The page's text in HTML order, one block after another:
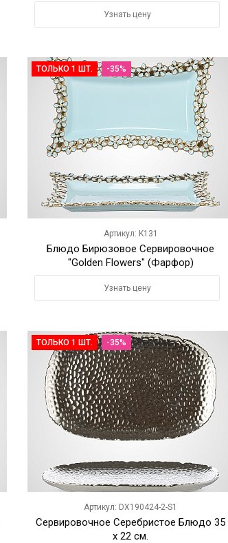
Узнать цену
ТОЛЬКО 1 ШТ. -35%
Артикул: K131
Блюдо Бирюзовое Сервировочное
"Golden Flowers" (Фарфор)
Узнать цену
ТОЛЬКО 1 ШТ. -35%
Артикул: DX190424-2-S1
Сервировочное Серебристое Блюдо 35
x 22 см.